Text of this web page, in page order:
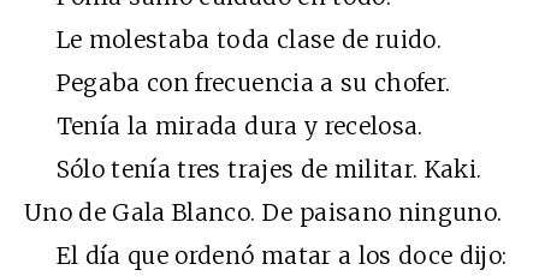
Le molestaba toda clase de ruido.
Pegaba con frecuencia a su chofer.
Tenía la mirada dura y recelosa.
Sólo tenía tres trajes de militar. Kaki.
Uno de Gala Blanco. De paisano ninguno.
El día que ordenó matar a los doce dijo: